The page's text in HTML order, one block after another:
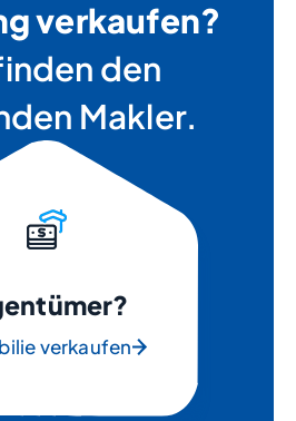
verkaufen?
den
Makler.
verkaufen